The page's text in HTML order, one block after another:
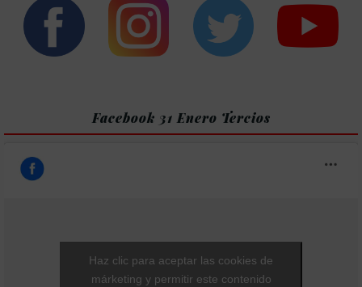
Facebook 31 Enero Tercios
Haz clic para aceptar las cookies de
márketing y permitir este contenido